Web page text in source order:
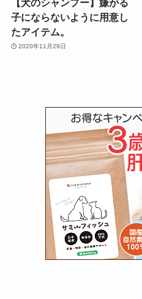
【犬のシャンプー】嫌がる
子にならないように用意し
たアイテム。
2020年11月29日